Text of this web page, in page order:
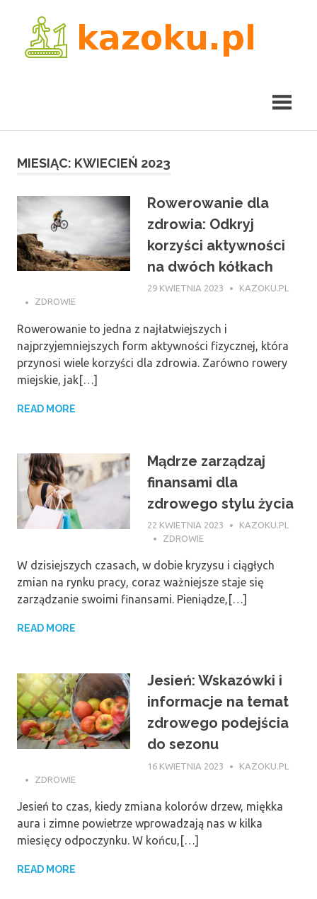
content
MIESIĄC: KWIECIEŃ 2023
Rowerowanie dla
zdrowia: Odkryj
korzyści aktywności
na dwóch kółkach
29 KWIETNIA 2023
KAZOKU.PL
ZDROWIE
Rowerowanie to jedna z najłatwiejszych i
najprzyjemniejszych form aktywności fizycznej, która
przynosi wiele korzyści dla zdrowia. Zarówno rowery
miejskie, jak[…]
READ MORE
Mądrze zarządzaj
finansami dla
zdrowego stylu życia
22 KWIETNIA 2023
KAZOKU.PL
ZDROWIE
W dzisiejszych czasach, w dobie kryzysu i ciągłych
zmian na rynku pracy, coraz ważniejsze staje się
zarządzanie swoimi finansami. Pieniądze,[…]
READ MORE
Jesień: Wskazówki i
informacje na temat
zdrowego podejścia
do sezonu
16 KWIETNIA 2023
KAZOKU.PL
ZDROWIE
Jesień to czas, kiedy zmiana kolorów drzew, miękka
aura i zimne powietrze wprowadzają nas w kilka
miesięcy odpoczynku. W końcu,[…]
READ MORE